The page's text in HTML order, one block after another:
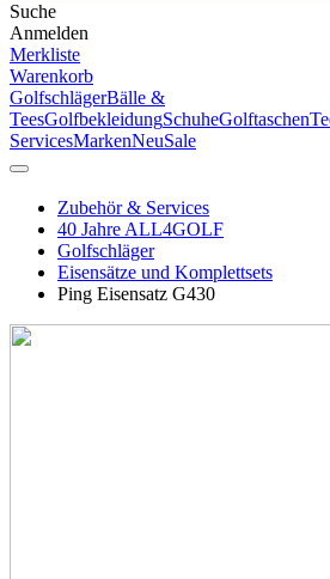
Suche
Anmelden
Merkliste
Warenkorb
GolfschlägerBälle &
TeesGolfbekleidungSchuheGolftaschen
ServicesMarkenNeuSale
Zubehör & Services
40 Jahre ALL4GOLF
Golfschläger
Eisensätze und Komplettsets
Ping Eisensatz G430